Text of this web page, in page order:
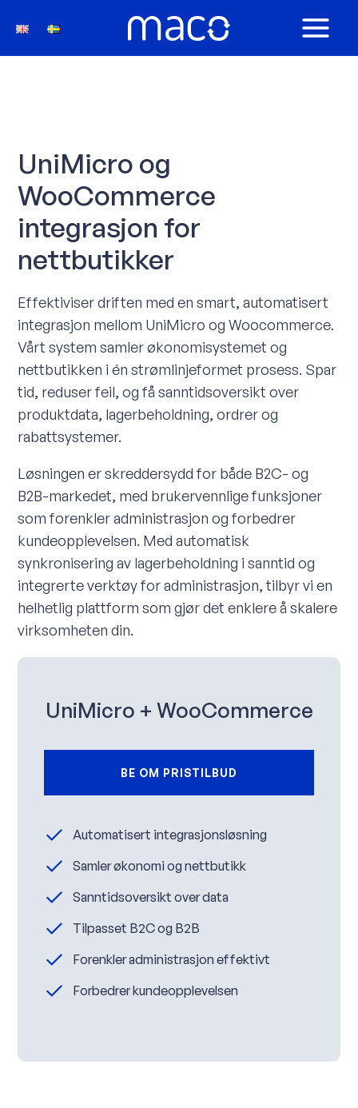
rett
til
MAIN
UniMicro og
WooCommerce
integrasjon for
nettbutikker
Effektiviser driften med en smart, automatisert
integrasjon mellom UniMicro og Woocommerce.
Vårt system samler økonomisystemet og
nettbutikken i én strømlinjeformet prosess. Spar
tid, reduser feil, og få sanntidsoversikt over
produktdata, lagerbeholdning, ordrer og
rabattsystemer.
Løsningen er skreddersydd for både B2C- og
B2B-markedet, med brukervennlige funksjoner
som forenkler administrasjon og forbedrer
kundeopplevelsen. Med automatisk
synkronisering av lagerbeholdning i sanntid og
integrerte verktøy for administrasjon, tilbyr vi en
helhetlig plattform som gjør det enklere å skalere
virksomheten din.
UniMicro + WooCommerce
BE OM PRISTILBUD
Automatisert integrasjonsløsning
Samler økonomi og nettbutikk
Sanntidsoversikt over data
Tilpasset B2C og B2B
Forenkler administrasjon effektivt
Forbedrer kundeopplevelsen